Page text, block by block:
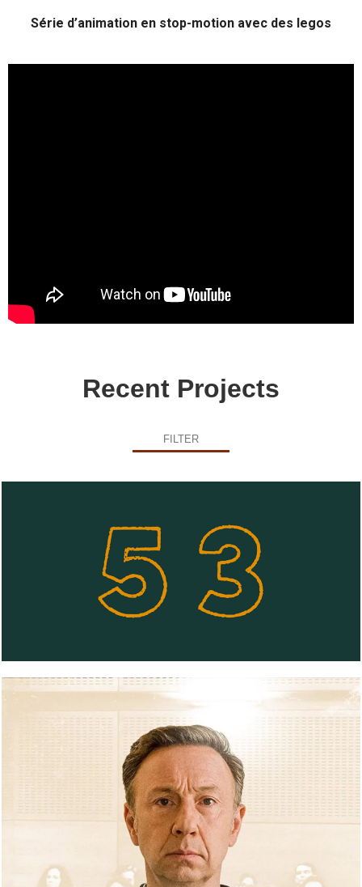
Série d’animation en stop-motion avec des legos
Recent Projects
FILTER